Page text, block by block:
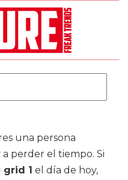
una persona
perder el tiempo. Si
grid 1 el día de hoy,